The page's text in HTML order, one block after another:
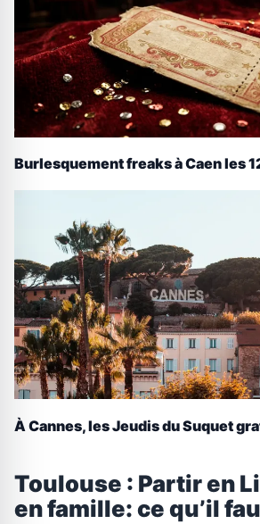
Burlesquement freaks à Caen les
À Cannes, les Jeudis du Suquet
Toulouse : Partir en
en famille: ce qu’il